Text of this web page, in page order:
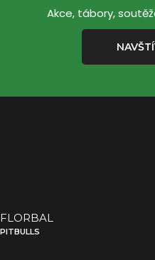
Akce, tábory,
FLORBAL
PITBULLS